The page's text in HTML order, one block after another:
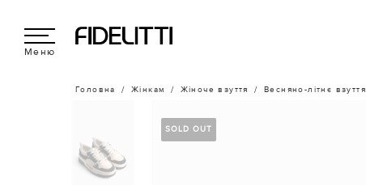
Меню
Головна Жінкам Жіноче взуття Весняно-літнє взуття
SOLD OUT